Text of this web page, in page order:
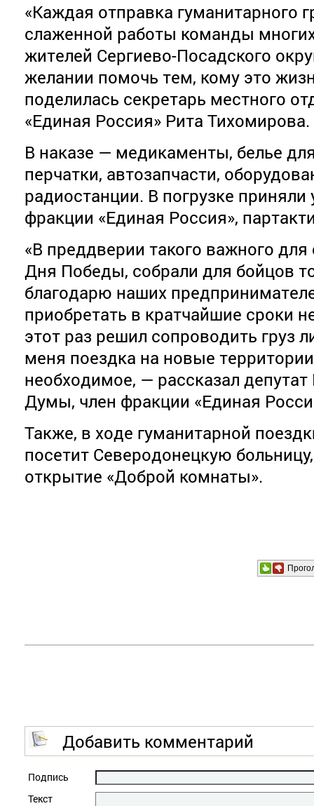
«Каждая отправка гуманитарного
слаженной работы команды
жителей Сергиево-Посадского
желании помочь тем, кому это
поделилась секретарь местного
«Единая Россия» Рита Тихомирова.
В наказе — медикаменты, белье
перчатки, автозапчасти,
радиостанции. В погрузке приняли
фракции «Единая Россия»,
«В преддверии такого важного
Дня Победы, собрали для бойцов
благодарю наших
приобретать в кратчайшие сроки
этот раз решил сопроводить груз
меня поездка на новые
необходимое, — рассказал
Думы, член фракции «Единая
Также, в ходе гуманитарной
посетит Северодонецкую
открытие «Доброй комнаты».
Добавить комментарий
Подпись
Текст